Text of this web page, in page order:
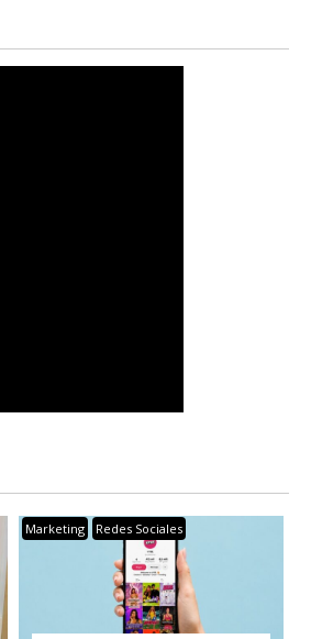
Marketing Redes Sociales